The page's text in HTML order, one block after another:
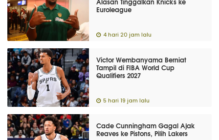
Euroleague
4 hari 20 jam lalu
Victor Wembanyama Berniat
Tampil di FIBA World Cup
Qualifiers 2027
5 hari 19 jam lalu
Cade Cunningham Gagal Ajak
Reaves ke Pistons, Pilih Lakers